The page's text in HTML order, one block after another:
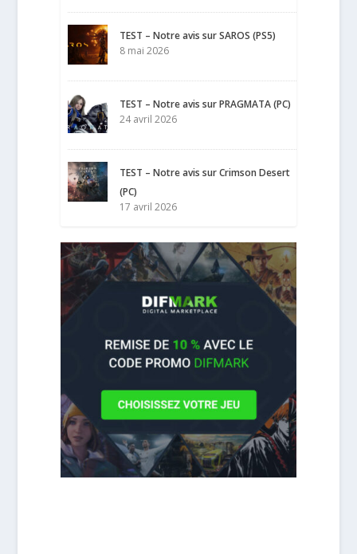
TEST – Notre avis sur SAROS (PS5)
8 mai 2026
TEST – Notre avis sur PRAGMATA (PC)
24 avril 2026
TEST – Notre avis sur Crimson Desert
(PC)
17 avril 2026